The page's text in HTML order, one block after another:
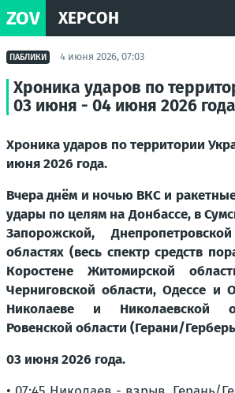
ZOV ХЕРСОН
ПАБЛИКИ 4 июня 2026, 07:03
Хроника ударов по
03 июня - 04 июня 2026 года
Хроника ударов по территории
июня 2026 года.
Вчера днём и ночью ВКС и
удары по целям на Донбассе, в
Запорожской,
областях (весь спектр средств
Коростене Житомирской
Черниговской области, Одессе и
Николаеве и Николаевской
Ровенской области (Герани/
03 июня 2026 года.